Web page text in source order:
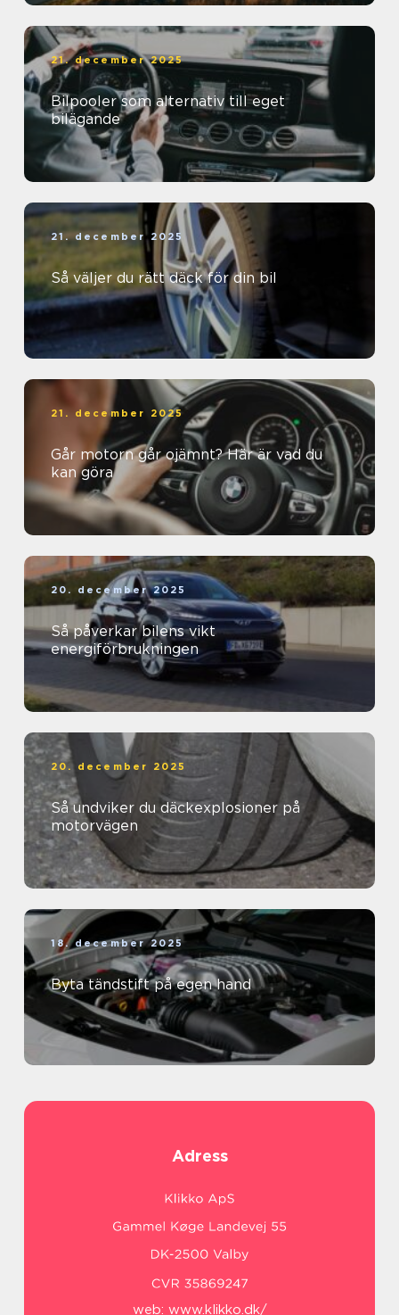
21. december 2025
Bilpooler som alternativ till eget
bilägande
21. december 2025
Så väljer du rätt däck för din bil
21. december 2025
Går motorn går ojämnt? Här är vad du
kan göra
20. december 2025
Så påverkar bilens vikt
energiförbrukningen
20. december 2025
Så undviker du däckexplosioner på
motorvägen
18. december 2025
Byta tändstift på egen hand
Adress
web: www.klikko.dk/